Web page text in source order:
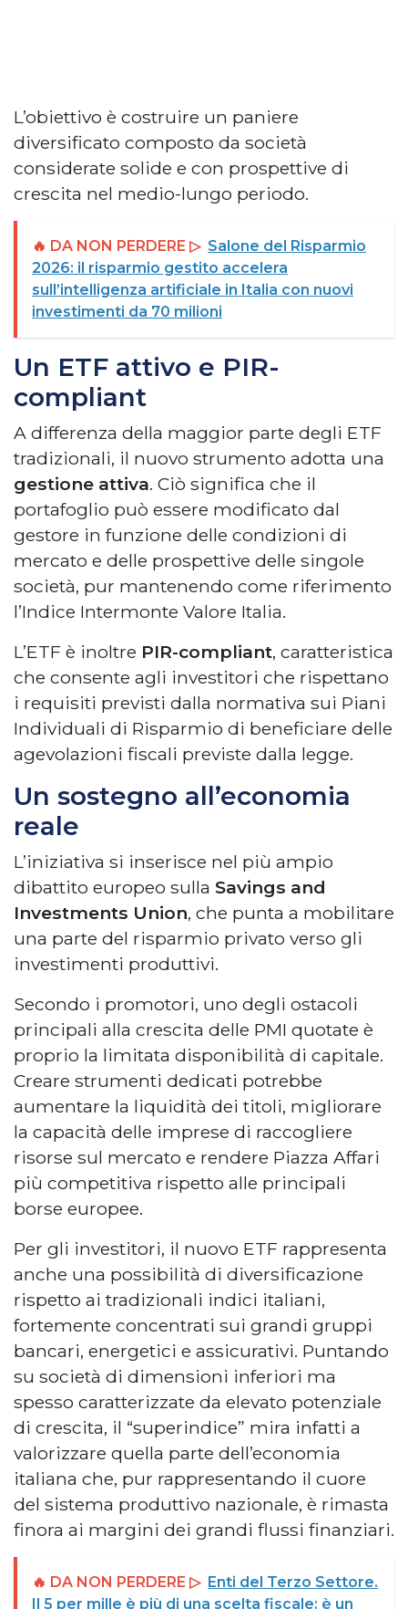
L’obiettivo è costruire un paniere
diversificato composto da società
considerate solide e con prospettive di
crescita nel medio-lungo periodo.
🔥 DA NON PERDERE ▷ Salone del Risparmio
2026: il risparmio gestito accelera
sull’intelligenza artificiale in Italia con nuovi
investimenti da 70 milioni
Un ETF attivo e PIR-
compliant
A differenza della maggior parte degli ETF
tradizionali, il nuovo strumento adotta una
gestione attiva. Ciò significa che il
portafoglio può essere modificato dal
gestore in funzione delle condizioni di
mercato e delle prospettive delle singole
società, pur mantenendo come riferimento
l’Indice Intermonte Valore Italia.
L’ETF è inoltre PIR-compliant, caratteristica
che consente agli investitori che rispettano
i requisiti previsti dalla normativa sui Piani
Individuali di Risparmio di beneficiare delle
agevolazioni fiscali previste dalla legge.
Un sostegno all’economia
reale
L’iniziativa si inserisce nel più ampio
dibattito europeo sulla Savings and
Investments Union, che punta a mobilitare
una parte del risparmio privato verso gli
investimenti produttivi.
Secondo i promotori, uno degli ostacoli
principali alla crescita delle PMI quotate è
proprio la limitata disponibilità di capitale.
Creare strumenti dedicati potrebbe
aumentare la liquidità dei titoli, migliorare
la capacità delle imprese di raccogliere
risorse sul mercato e rendere Piazza Affari
più competitiva rispetto alle principali
borse europee.
Per gli investitori, il nuovo ETF rappresenta
anche una possibilità di diversificazione
rispetto ai tradizionali indici italiani,
fortemente concentrati sui grandi gruppi
bancari, energetici e assicurativi. Puntando
su società di dimensioni inferiori ma
spesso caratterizzate da elevato potenziale
di crescita, il “superindice” mira infatti a
valorizzare quella parte dell’economia
italiana che, pur rappresentando il cuore
del sistema produttivo nazionale, è rimasta
finora ai margini dei grandi flussi finanziari.
🔥 DA NON PERDERE ▷ Enti del Terzo Settore.
Il 5 per mille è più di una scelta fiscale: è un